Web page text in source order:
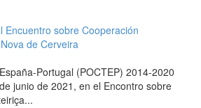
Encuentro sobre Cooperación
de Cerveira
Portugal (POCTEP) 2014-2020
junio de 2021, en el Encontro sobre